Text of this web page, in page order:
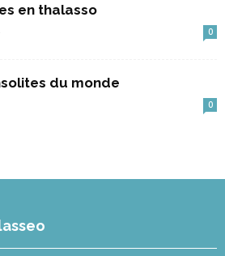
en thalasso
0
du monde
0